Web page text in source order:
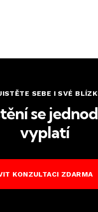
SEBE I SVÉ
se
vyplatí
KONZULTACI ZDARMA